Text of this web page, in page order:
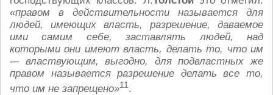
«правом в действительности называется для
людей, имеющих власть, разрешение, даваемое
ими самим себе, заставлять людей, над
которыми они имеют власть, делать то, что им
-– властвующим, выгодно, для подвластных же
правом называется разрешение делать все то,
что им не запрещено»11 .